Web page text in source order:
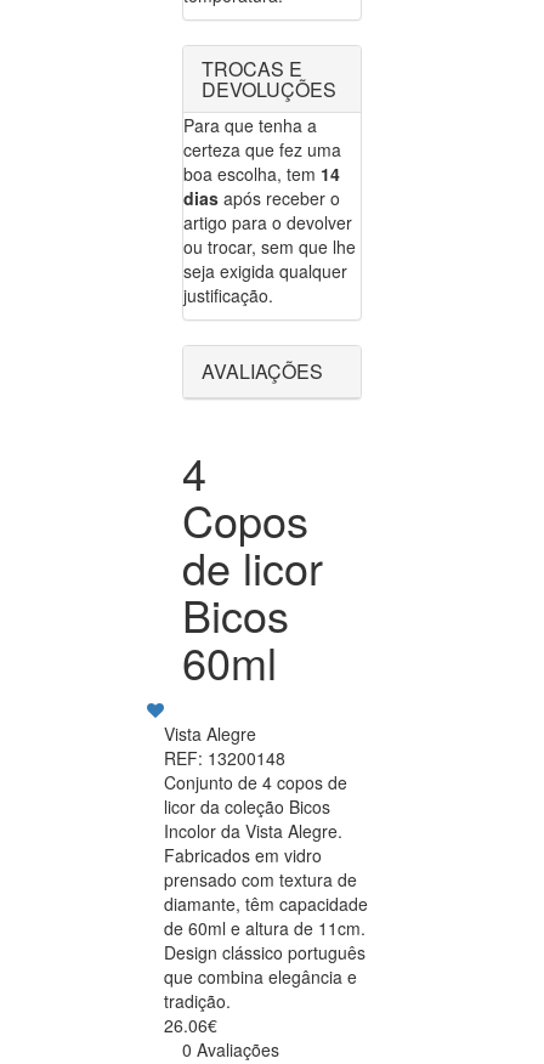
TROCAS E
DEVOLUÇÕES
Para que tenha a
certeza que fez uma
boa escolha, tem 14
dias após receber o
artigo para o devolver
ou trocar, sem que lhe
seja exigida qualquer
justificação.
AVALIAÇÕES
4
Copos
de licor
Bicos
60ml
Vista Alegre
REF: 13200148
Conjunto de 4 copos de
licor da coleção Bicos
Incolor da Vista Alegre.
Fabricados em vidro
prensado com textura de
diamante, têm capacidade
de 60ml e altura de 11cm.
Design clássico português
que combina elegância e
tradição.
26.06€
0 Avaliações